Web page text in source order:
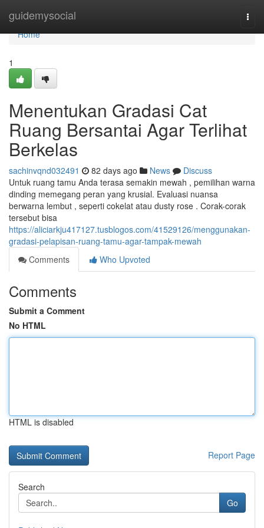
guidemysocial
Home
Home
1
Menentukan Gradasi Cat
Ruang Bersantai Agar Terlihat
Berkelas
sachinvqnd032491 82 days ago News
Discuss
Untuk ruang tamu Anda terasa semakin mewah , pemilihan warna
dinding memegang peran yang krusial. Evaluasi nuansa
berwarna lembut , seperti cokelat atau dusty rose . Corak-corak
tersebut bisa
https://aliciarkju417127.tusblogos.com/41529126/menggunakan-
gradasi-pelapisan-ruang-tamu-agar-tampak-mewah
Comments
Who Upvoted
Comments
Submit a Comment
No HTML
HTML is disabled
Report Page
Search
Go